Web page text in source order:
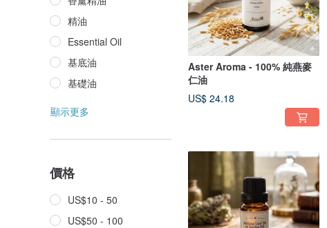
精油
Essential Oil
基底油
基礎油
顯示更多
價格
US$10 - 50
US$50 - 100
Aster Aroma - 100% 純燕麥
仁油
US$ 24.18